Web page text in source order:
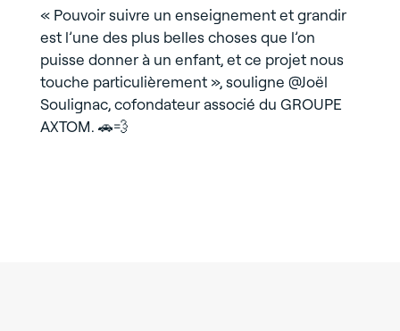
« Pouvoir suivre un enseignement et grandir
est l’une des plus belles choses que l’on
puisse donner à un enfant, et ce projet nous
touche particulièrement », souligne @Joël
Soulignac, cofondateur associé du GROUPE
AXTOM. 🚗💨